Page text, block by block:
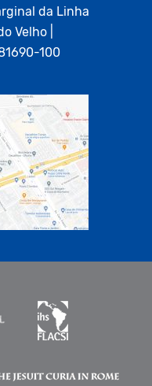
da Linha
Velho |
100